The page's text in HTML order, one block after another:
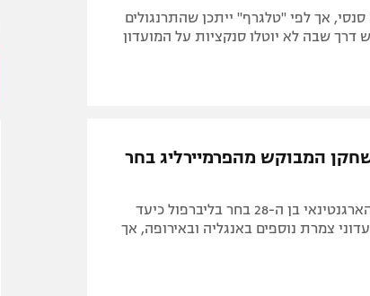
אך לפי "טלגרף" ייתכן שהתרנגולים
דרך שבה לא יוטלו סנקציות על המועדון
המבוקש מהפרמיירליג בחר
לפי דיווח ב-"The i Paper", הבלם הארגנטינאי בן ה-28 בחר בליברפול כיעד
צמרת נוספים באנגליה ובאירופה, אך